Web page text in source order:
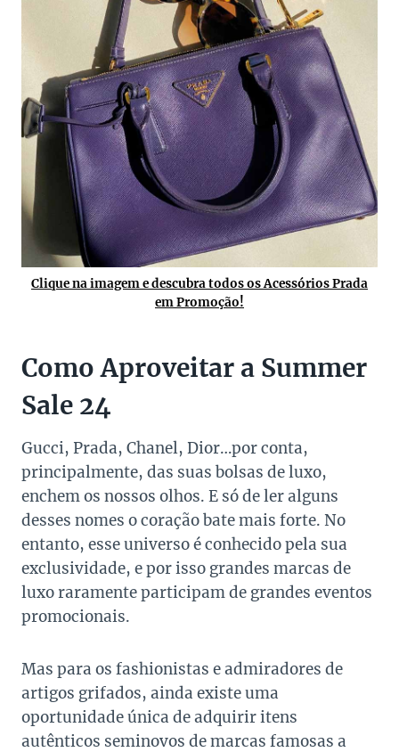
Clique na imagem e descubra todos os Acessórios Prada
em Promoção!
Como Aproveitar a Summer
Sale 24
Gucci, Prada, Chanel, Dior…por conta,
principalmente, das suas bolsas de luxo,
enchem os nossos olhos. E só de ler alguns
desses nomes o coração bate mais forte. No
entanto, esse universo é conhecido pela sua
exclusividade, e por isso grandes marcas de
luxo raramente participam de grandes eventos
promocionais.
Mas para os fashionistas e admiradores de
artigos grifados, ainda existe uma
oportunidade única de adquirir itens
autênticos seminovos de marcas famosas a